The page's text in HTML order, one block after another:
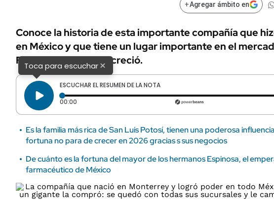
+Agregar ámbito en
Conoce la historia de esta importante compañía que
en México y que tiene un lugar importante en el
Fíjate cómo fue que creció.
Toca para escuchar×
ESCUCHAR EL RESUMEN DE LA NOTA
00:00 Tiempo transcurrido: 0 segundos
Es la familia más rica de San Luis Potosí, tienen una poderosa
fortuna no para de crecer en 2026 gracias s sus negocios
De cuánto es la fortuna del mayor de los hermanos Espinosa, el
farmacéutico de México